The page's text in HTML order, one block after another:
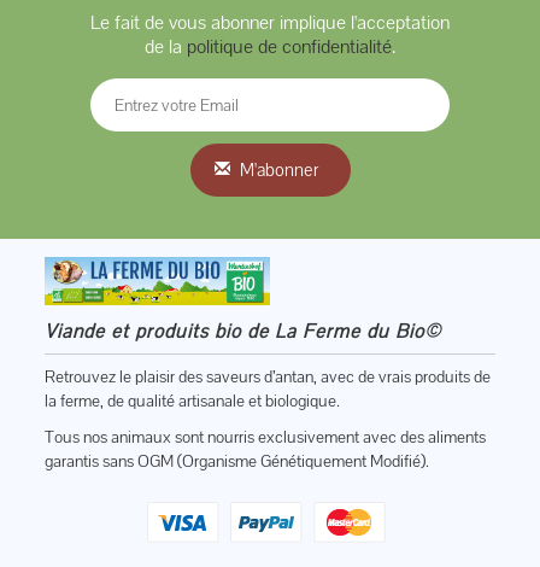
Le fait de vous abonner implique l'acceptation
de la politique de confidentialité.
M'abonner
Viande et produits bio de La Ferme du Bio©
Retrouvez le plaisir des saveurs d’antan, avec de vrais produits de
la ferme, de qualité artisanale et biologique.
Tous nos animaux sont nourris exclusivement avec des aliments
garantis sans OGM (Organisme Génétiquement Modifié).